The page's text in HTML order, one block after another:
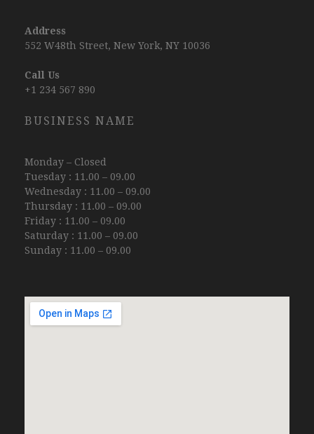
Address
552 W48th Street, New York, NY 10036
Call Us
+1 234 567 890
BUSINESS NAME
Monday – Closed
Tuesday : 11.00 – 09.00
Wednesday : 11.00 – 09.00
Thursday : 11.00 – 09.00
Friday : 11.00 – 09.00
Saturday : 11.00 – 09.00
Sunday : 11.00 – 09.00